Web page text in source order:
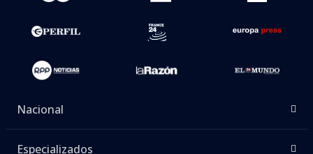
Nacional
Especializados